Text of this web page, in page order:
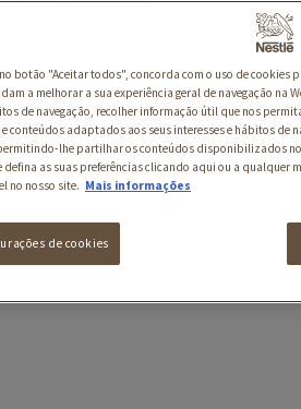
botão "Aceitar todos", concorda com o uso de cookies
a melhorar a sua experiência geral de navegação na
de navegação, recolher informação útil que nos
conteúdos adaptados aos seus interesses e hábitos de
lhe partilhar os conteúdos disponibilizados
defina as suas preferências clicando aqui ou a qualquer
no nosso site. Mais informações
de cookies